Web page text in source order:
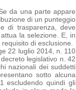
da una parte appare
di un punteggio
di trasparenza, deve
la selezione. E, in
di esclusione.
22 luglio 2014, n. 110
legislativo n. 42
nazionali dei suddetti
sotto alcuna
escludendo quindi gli